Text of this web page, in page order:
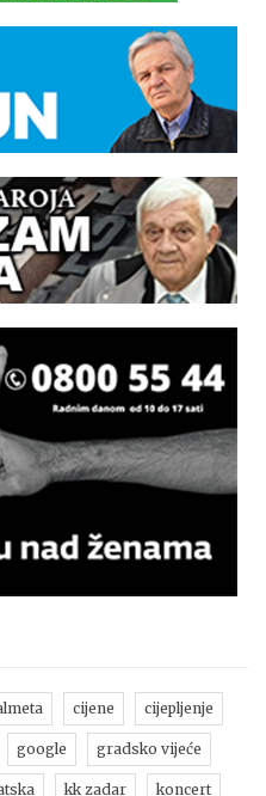
cijene cijepljenje
google gradsko vijeće
kk zadar koncert